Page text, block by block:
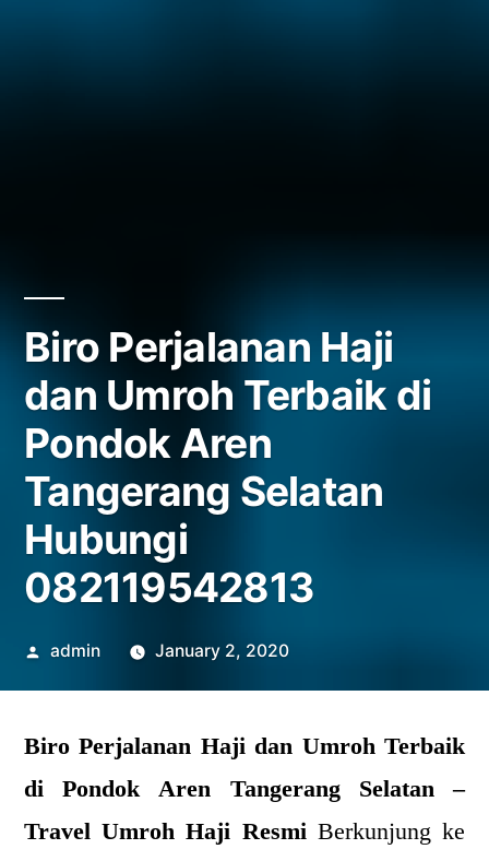
Biro Perjalanan Haji
dan Umroh Terbaik di
Pondok Aren
Tangerang Selatan
Hubungi
082119542813
Posted
admin January 2, 2020
Biro Perjalanan Haji dan Umroh Terbaik
di Pondok Aren Tangerang Selatan –
Travel Umroh Haji Resmi Berkunjung ke